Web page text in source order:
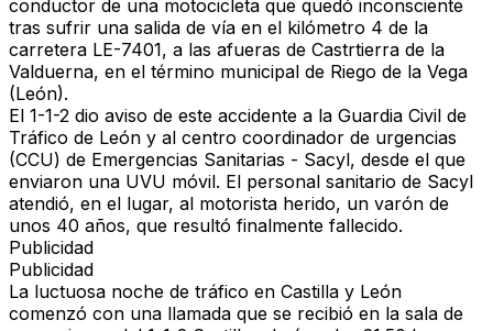
conductor de una motocicleta que quedó inconsciente
tras sufrir una salida de vía en el kilómetro 4 de la
carretera LE-7401, a las afueras de Castrtierra de la
Valduerna, en el término municipal de Riego de la Vega
(León).
El 1-1-2 dio aviso de este accidente a la Guardia Civil de
Tráfico de León y al centro coordinador de urgencias
(CCU) de Emergencias Sanitarias - Sacyl, desde el que
enviaron una UVU móvil. El personal sanitario de Sacyl
atendió, en el lugar, al motorista herido, un varón de
unos 40 años, que resultó finalmente fallecido.
Publicidad
Publicidad
La luctuosa noche de tráfico en Castilla y León
comenzó con una llamada que se recibió en la sala de